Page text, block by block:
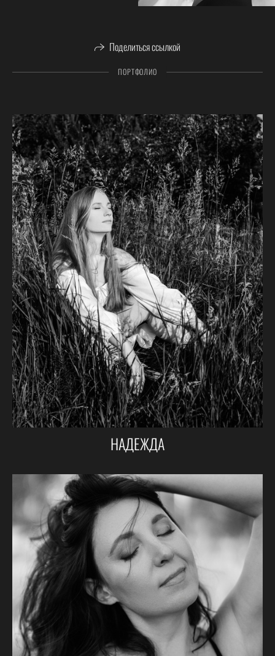
Поделиться ссылкой
ПОРТФОЛИО
НАДЕЖДА